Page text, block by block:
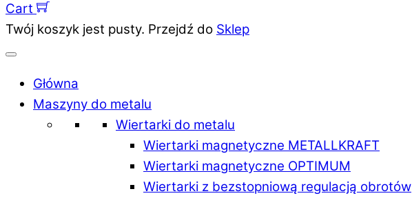
Cart
Twój koszyk jest pusty. Przejdź do Sklep
Główna
Maszyny do metalu
Wiertarki do metalu
Wiertarki magnetyczne METALLKRAFT
Wiertarki magnetyczne OPTIMUM
Wiertarki z bezstopniową regulacją obrotów